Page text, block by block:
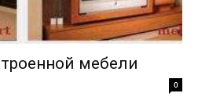
мебели
0